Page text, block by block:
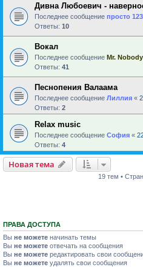
Дивна Любоевич -
Последнее сообщение просто 123
Ответы: 10
Вокал
Последнее сообщение Mr. Nobody
Ответы: 41
Песнопения Валаама
Последнее сообщение Лиллия «
Ответы: 2
Relax music
Последнее сообщение София «
Ответы: 4
Новая тема
19 тем •
ПРАВА ДОСТУПА
Вы не можете начинать темы
Вы не можете отвечать на сообщения
Вы не можете редактировать свои
Вы не можете удалять свои сообщения